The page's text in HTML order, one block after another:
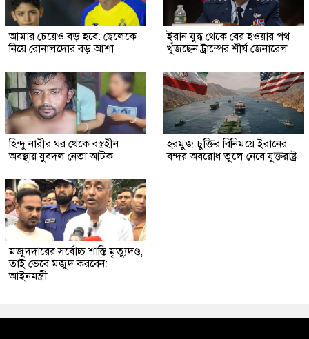
আমার চেয়েও বড় হবে: ছেলেকে
নিয়ে রোনালদোর বড় আশা
ইরান যুদ্ধ থেকে বের হওয়ার পথ
খুঁজছেন ট্রাম্পের শীর্ষ জেনারেল
হিন্দু নারীর ঘর থেকে বস্ত্রহীন
অবস্থায় যুবদল নেতা আটক
হরমুজ চুক্তির বিনিময়ে ইরানের
বন্দর অবরোধ তুলে নেবে যুক্তরাষ্ট্র
মজুদদারের সর্বোচ্চ শাস্তি মৃত্যুদণ্ড,
তাই ভেবে মজুদ করবেন:
আইনমন্ত্রী